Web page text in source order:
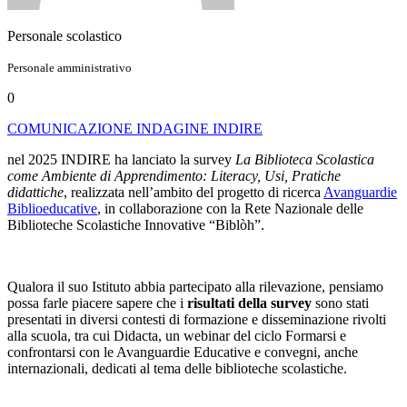
Personale scolastico
Personale amministrativo
0
COMUNICAZIONE INDAGINE INDIRE
nel 2025 INDIRE ha lanciato la survey La Biblioteca Scolastica
come Ambiente di Apprendimento: Literacy, Usi, Pratiche
didattiche, realizzata nell’ambito del progetto di ricerca Avanguardie
Biblioeducative, in collaborazione con la Rete Nazionale delle
Biblioteche Scolastiche Innovative “Biblòh”.
Qualora il suo Istituto abbia partecipato alla rilevazione, pensiamo
possa farle piacere sapere che i risultati della survey sono stati
presentati in diversi contesti di formazione e disseminazione rivolti
alla scuola, tra cui Didacta, un webinar del ciclo Formarsi e
confrontarsi con le Avanguardie Educative e convegni, anche
internazionali, dedicati al tema delle biblioteche scolastiche.